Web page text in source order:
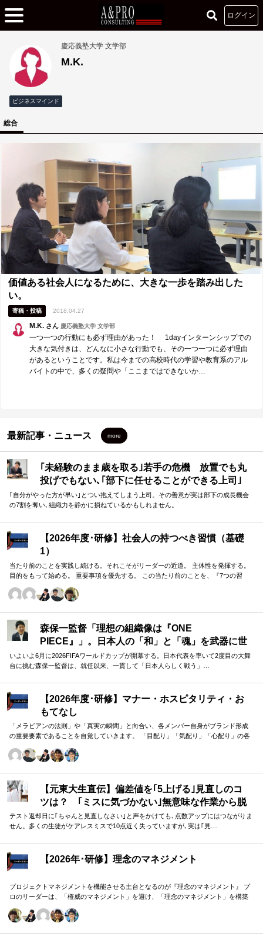
ログイン
慶応義塾大学 文学部
M.K.
ビジネスマインド
総合
価値ある社会人になるために、大きな一歩を踏み出した
い。
寄稿・投稿 2018.04.27
M.K. さん 慶応義塾大学 文学部
一つ一つの行動にも必ず理由があった！ 1dayインターンシップでの
大きな気付きは、どんなに小さな行動でも、その一つ一つに必ず理由
があるということです。私は今までの高校時代の学習や教育系のアル
バイトの中で、多くの疑問や「ここまではできないか…
最新記事・ニュース more
｢未経験のまま歳を取る｣若手の危機 放置でも丸
投げでもない､｢部下に任せることができる上司｣
になる方法
｢自分がやった方が早い｣とつい抱えてしまう上司。その善意が実は部下の成長機会
の7割を奪い､組織力を静かに損ねているかもしれません。
【2026年度･研修】社会人の持つべき習慣（基礎
1）
当たり前のことを実践し続ける。それこそがリーダーの近道。 主体性を発揮する。
目的をもって始める。 重要事項を優先する。 この当たり前のことを、『7つの習
バーのための研修です。
森保一監督「理想の組織像は『ONE
PIECE』」。日本人の「和」と「魂」を武器に世
界へ挑む①
いよいよ6月に2026FIFAワールドカップが開幕する。日本代表を率いて2度目の大舞
台に挑む森保一監督は、就任以来、一貫して「日本人らしく戦う」…
【2026年度･研修】マナー・ホスピタリティ・お
もてなし
「メラビアンの法則」や「真実の瞬間」と向合い、各メンバー自身がブランド形成
の重要要素であることを自覚していきます。 「目配り」「気配り」「心配り」の各
について研究。 「マニュアル」「サービス」を理解・実践するのは当然。 「ホスピ
【元東大生直伝】偏差値を｢5上げる｣見直しのコ
ツは？ ｢ミスに気づかない｣無意味な作業から脱
却を…カギは試験"前"
テスト返却日に｢ちゃんと見直しなさい｣と声をかけても､点数アップにはつながりま
せん。多くの生徒がケアレスミスで10点近く失っていますが､実は｢見…
【2026年･研修】理念のマネジメント
プロジェクトマネジメントを機能させる土台となるのが『理念のマネジメント』 プ
ロのリーダーは、「権威のマネジメント」を避け、「理念のマネジメント」を構築
に尊重する文化を構築したいリーダーのための研修です。